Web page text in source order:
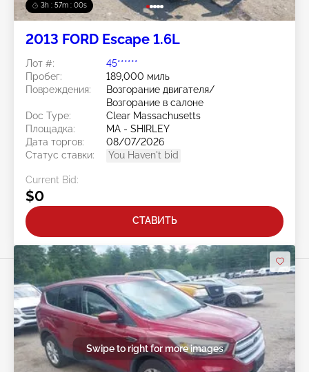
3h : 56m : 57s
2013 FORD Escape 1.6L
Лот #:
45******
Пробег:
189,000 миль
Повреждения:
Возгорание двигателя/
Возгорание в салоне
Doc Type:
Clear Massachusetts
Площадка:
MA - SHIRLEY
Дата торгов:
08/07/2026
Статус ставки:
You Haven't bid
Current Bid:
$0
СТАВИТЬ
Swipe to right for more images